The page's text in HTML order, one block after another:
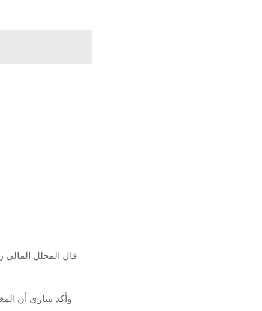
وأكد ساري أن